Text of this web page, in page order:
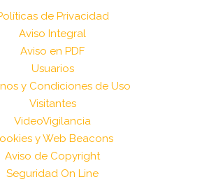
de Privacidad
Aviso Integral
Aviso en PDF
Usuarios
y Condiciones de Uso
Visitantes
VideoVigilancia
y Web Beacons
Aviso de Copyright
Seguridad On Line